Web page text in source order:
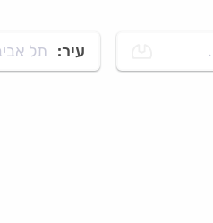
עיר: תל